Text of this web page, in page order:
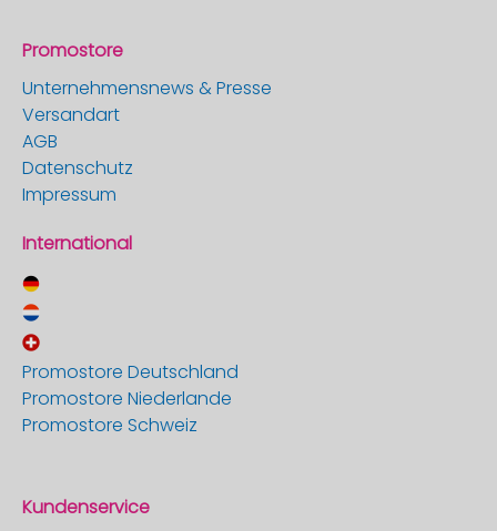
Promostore
Unternehmensnews & Presse
Versandart
AGB
Datenschutz
Impressum
International
Promostore Deutschland
Promostore Niederlande
Promostore Schweiz
Kundenservice